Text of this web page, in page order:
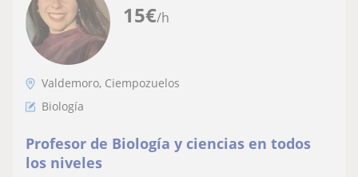
15€/h
Valdemoro, Ciempozuelos
Biología
Profesor de Biología y ciencias en todos
los niveles